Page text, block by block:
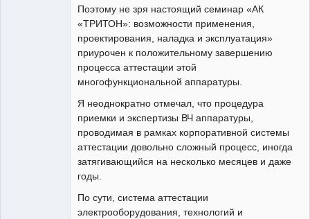
Поэтому не зря настоящий семинар «АК
«ТРИТОН»: возможности применения,
проектирования, наладка и эксплуатация»
приурочен к положительному завершению
процесса аттестации этой
многофункциональной аппаратуры.
Я неоднократно отмечал, что процедура
приемки и экспертизы ВЧ аппаратуры,
проводимая в рамках корпоративной системы
аттестации довольно сложный процесс, иногда
затягивающийся на несколько месяцев и даже
годы.
По сути, система аттестации
электрооборудования, технологий и